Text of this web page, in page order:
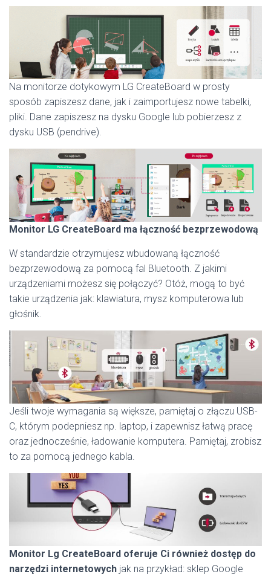
Na monitorze dotykowym LG CreateBoard w prosty
sposób zapiszesz dane, jak i zaimportujesz nowe tabelki,
pliki. Dane zapiszesz na dysku Google lub pobierzesz z
dysku USB (pendrive).
Monitor LG CreateBoard ma łączność bezprzewodową
W standardzie otrzymujesz wbudowaną łączność
bezprzewodową za pomocą fal Bluetooth. Z jakimi
urządzeniami możesz się połączyć? Otóż, mogą to być
takie urządzenia jak: klawiatura, mysz komputerowa lub
głośnik.
Jeśli twoje wymagania są większe, pamiętaj o złączu USB-
C, którym podepniesz np. laptop, i zapewnisz łatwą pracę
oraz jednocześnie, ładowanie komputera. Pamiętaj, zrobisz
to za pomocą jednego kabla.
Monitor Lg CreateBoard oferuje Ci również dostęp do
narzędzi internetowych jak na przykład: sklep Google